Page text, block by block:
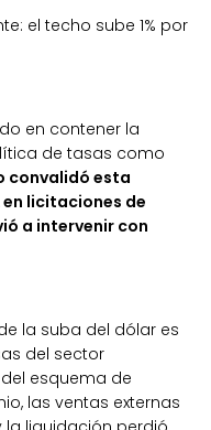
el techo sube 1% por
en contener la
de tasas como
convalidó esta
en licitaciones de
a intervenir con
la suba del dólar es
del sector
esquema de
las ventas externas